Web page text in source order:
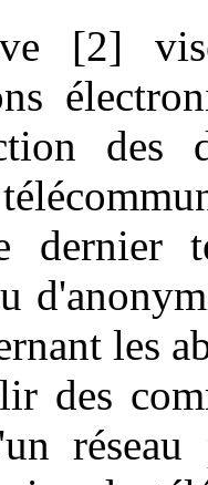
[2]
des
dernier
les
des